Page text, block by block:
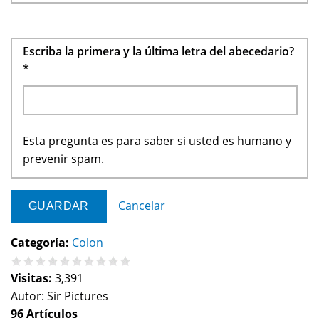
Escriba la primera y la última letra del abecedario?
*
Esta pregunta es para saber si usted es humano y
prevenir spam.
Cancelar
Categoría: Colon
Visitas: 3,391
Autor: Sir Pictures
96 Artículos